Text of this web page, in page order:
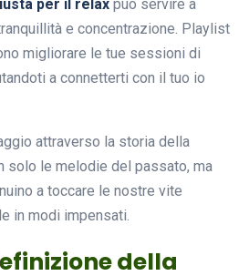
per il relax può servire a
e concentrazione. Playlist
migliorare le tue sessioni di
a connetterti con il tuo io
attraverso la storia della
solo le melodie del passato, ma
a toccare le nostre vite
in modi impensati.
della